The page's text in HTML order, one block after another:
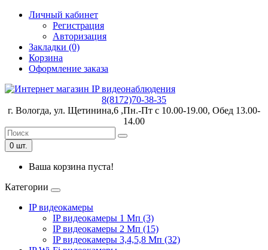
Личный кабинет
Регистрация
Авторизация
Закладки (0)
Корзина
Оформление заказа
8(8172)70-38-35
г. Вологда, ул. Щетинина,6 ,Пн.-Пт с 10.00-19.00, Обед 13.00-
14.00
0 шт.
Ваша корзина пуста!
Категории
IP видеокамеры
IP видеокамеры 1 Мп (3)
IP видеокамеры 2 Мп (15)
IP видеокамеры 3,4,5,8 Мп (32)